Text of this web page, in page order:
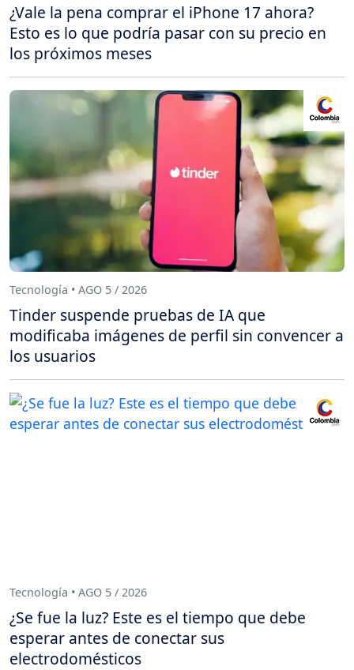
¿Vale la pena comprar el iPhone 17 ahora?
Esto es lo que podría pasar con su precio en
los próximos meses
Tecnología • AGO 5 / 2026
Tinder suspende pruebas de IA que
modificaba imágenes de perfil sin convencer a
los usuarios
Tecnología • AGO 5 / 2026
¿Se fue la luz? Este es el tiempo que debe
esperar antes de conectar sus
electrodomésticos